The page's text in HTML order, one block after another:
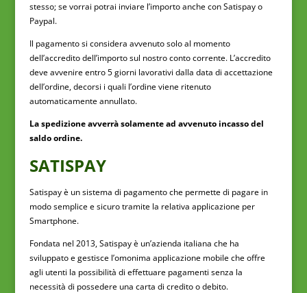
stesso; se vorrai potrai inviare l’importo anche con Satispay o
Paypal.
Il pagamento si considera avvenuto solo al momento
dell’accredito dell’importo sul nostro conto corrente. L’accredito
deve avvenire entro 5 giorni lavorativi dalla data di accettazione
dell’ordine, decorsi i quali l’ordine viene ritenuto
automaticamente annullato.
La spedizione avverrà solamente ad avvenuto incasso del
saldo ordine.
SATISPAY
Satispay è un sistema di pagamento che permette di pagare in
modo semplice e sicuro tramite la relativa applicazione per
Smartphone.
Fondata nel 2013, Satispay è un’azienda italiana che ha
sviluppato e gestisce l’omonima applicazione mobile che offre
agli utenti la possibilità di effettuare pagamenti senza la
necessità di possedere una carta di credito o debito.